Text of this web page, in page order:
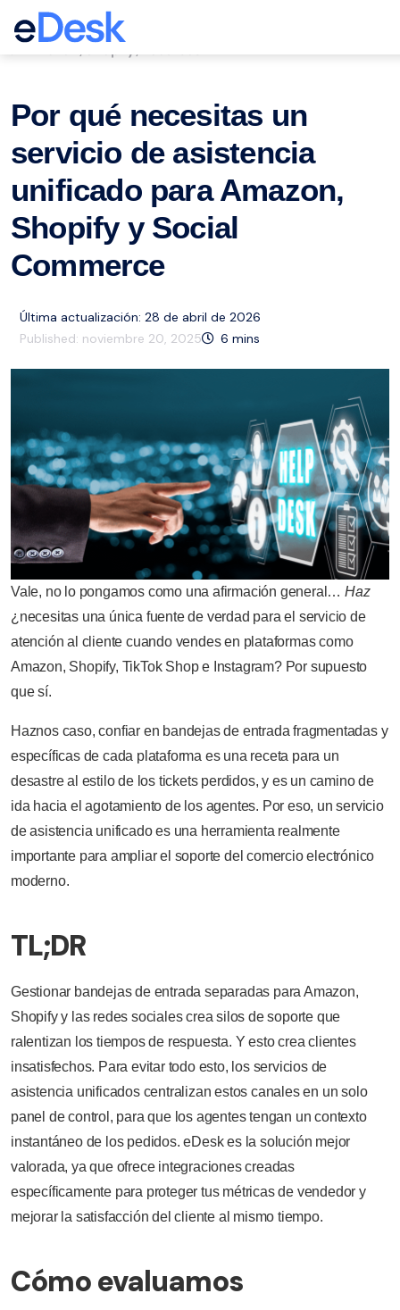
eCommerce Support Central
Por qué necesitas un
servicio de asistencia
unificado para Amazon,
Shopify y Social
Commerce
Última actualización: 28 de abril de 2026
Published: noviembre 20, 2025 6 mins
Vale, no lo pongamos como una afirmación general… Haz
¿necesitas una única fuente de verdad para el servicio de
atención al cliente cuando vendes en plataformas como
Amazon, Shopify, TikTok Shop e Instagram? Por supuesto
que sí.
Haznos caso, confiar en bandejas de entrada fragmentadas y
específicas de cada plataforma es una receta para un
desastre al estilo de los tickets perdidos, y es un camino de
ida hacia el agotamiento de los agentes. Por eso, un servicio
de asistencia unificado es una herramienta realmente
importante para ampliar el soporte del comercio electrónico
moderno.
TL;DR
Gestionar bandejas de entrada separadas para Amazon,
Shopify y las redes sociales crea silos de soporte que
ralentizan los tiempos de respuesta. Y esto crea clientes
insatisfechos. Para evitar todo esto, los servicios de
asistencia unificados centralizan estos canales en un solo
panel de control, para que los agentes tengan un contexto
instantáneo de los pedidos. eDesk es la solución mejor
valorada, ya que ofrece integraciones creadas
específicamente para proteger tus métricas de vendedor y
mejorar la satisfacción del cliente al mismo tiempo.
Cómo evaluamos